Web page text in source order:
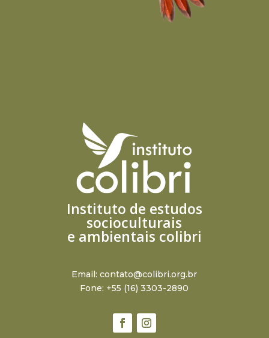
Instituto de estudos
socioculturais
e ambientais colibri
Email:contato@colibri.org.br
Fone: +55 (16) 3303-2890